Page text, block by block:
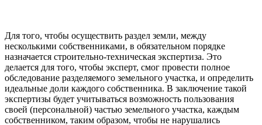
Для того, чтобы осуществить раздел земли, между
несколькими собственниками, в обязательном порядке
назначается строительно-техническая экспертиза. Это
делается для того, чтобы эксперт, смог провести полное
обследование разделяемого земельного участка, и определить
идеальные доли каждого собственника. В заключение такой
экспертизы будет учитываться возможность пользования
своей (персональной) частью земельного участка, каждым
собственником, таким образом, чтобы не нарушались